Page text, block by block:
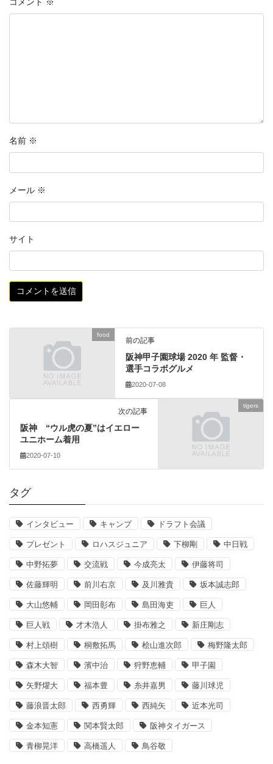
名前 ※
メール ※
サイト
food
前の記事
阪神甲子園球場 2020 年 監督・
選手コラボグルメ
2020-07-08
tigers
次の記事
阪神 “ウル虎の夏”はイエロー
ユニホーム着用
2020-07-10
タグ
インタビュー キャンプ ドラフト会議
プレゼント ロハスジュニア 下柳剛 中日戦
中野拓夢 交流戦 今成亮太 伊藤将司
佐藤輝明 前川右京 及川雅貴 坂本誠志郎
大山悠輔 岡田彰布 島田海吏 巨人
巨人戦 才木浩人 掛布雅之 新庄剛志
村上頌樹 桐敷拓馬 桧山進次郎 梅野隆太郎
森木大智 濱中治 狩野恵輔 甲子園
矢野燿大 福本豊 糸井嘉男 藤川球児
藤浪晋太郎 西勇輝 西純矢 近本光司
金本知憲 関本賢太郎 阪神タイガース
青柳晃洋 高橋遥人 鳥谷敬